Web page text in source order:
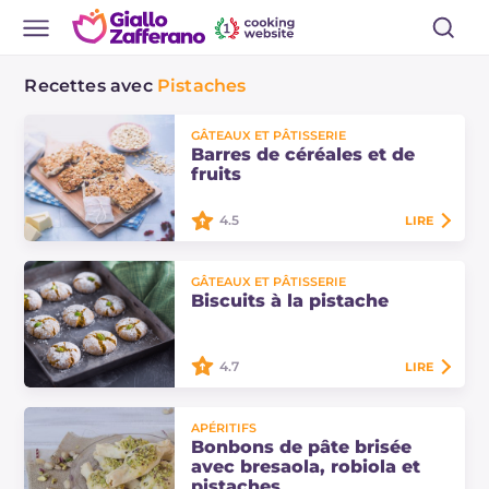
Recettes avec Pistaches
GÂTEAUX ET PÂTISSERIE
Barres de céréales et de
fruits
sont des encas sains et gourmands
à base d'avoine, parfaits pour le
4.5 LIRE
GÂTEAUX ET PÂTISSERIE
Biscuits à la pistache
sablés moelleux réalisés avec de la
pâte sablée à la pistache.
Découvrez les doses et le procédé
4.7 LIRE
APÉRITIFS
Bonbons de pâte brisée
avec bresaola, robiola et